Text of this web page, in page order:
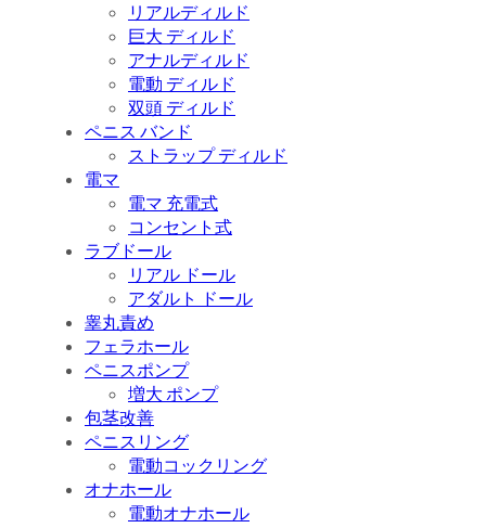
リアルディルド
巨大 ディルド
アナルディルド
電動 ディルド
双頭 ディルド
ペニス バンド
ストラップ ディルド
電マ
電マ 充電式
コンセント式
ラブドール
リアル ドール
アダルト ドール
睾丸責め
フェラホール
ペニスポンプ
増大 ポンプ
包茎改善
ペニスリング
電動コックリング
オナホール
電動オナホール